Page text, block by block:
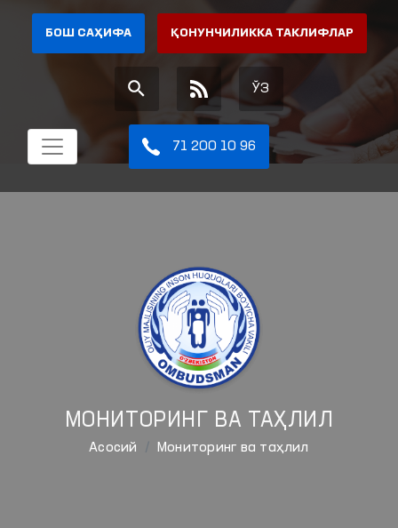
БОШ САҲИФА ҚОНУНЧИЛИККА ТАКЛИФЛАР
ЎЗ
71 200 10 96
МОНИТОРИНГ ВА ТАҲЛИЛ
Aсосий Мониторинг ва таҳлил